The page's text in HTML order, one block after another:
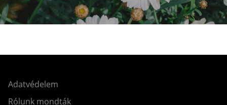
Adatvédelem
Rólunk mondták